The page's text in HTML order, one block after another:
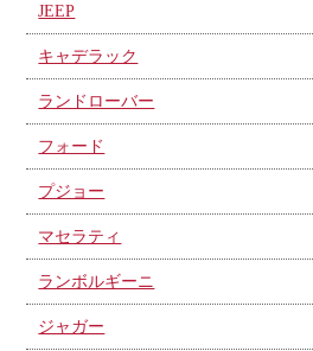
JEEP
キャデラック
ランドローバー
フォード
プジョー
マセラティ
ランボルギーニ
ジャガー